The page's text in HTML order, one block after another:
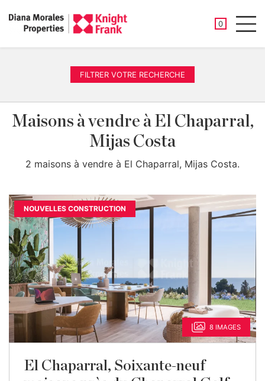
0
FILTRER VOTRE RECHERCHE
Maisons à vendre à El Chaparral,
Mijas Costa
2 maisons à vendre à El Chaparral, Mijas Costa.
NOUVELLES CONSTRUCTION
8 IMAGES
El Chaparral, Soixante-neuf